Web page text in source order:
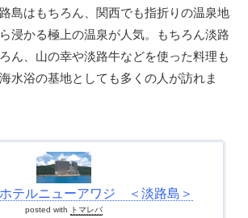
島はもちろん、関西でも指折りの温泉地
浸かる極上の温泉が人気。もちろん淡路
ん、山の幸や淡路牛などを使った料理も
水浴の基地としても多くの人が訪れま
テルニューアワジ ＜淡路島＞
posted with トマレバ